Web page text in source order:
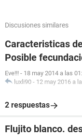
Discusiones similares
Caracteristicas
Posible
Eve!!! - 18 may 2014 a las
luxli90 - 12 may 2016 a
2 respuestas
Flujito blanco.